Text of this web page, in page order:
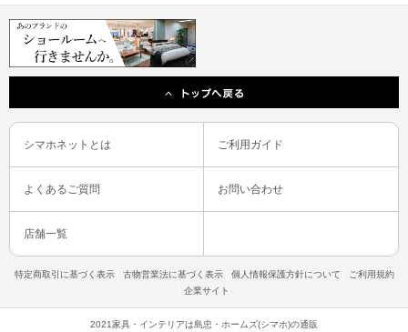
シマホネットとは ご利用ガイド
よくあるご質問 お問い合わせ
店舗一覧
特定商取引に基づく表示 古物営業法に基づく表示 個人情報保護方針について
ご利用規約
企業サイト
2021家具・インテリアは島忠・ホームズ(シマホ)の通販